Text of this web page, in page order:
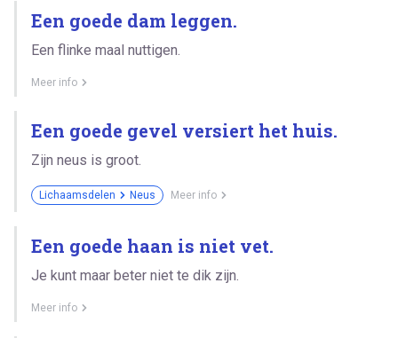
Een goede dam leggen.
Een flinke maal nuttigen.
Meer info
Een goede gevel versiert het huis.
Zijn neus is groot.
Lichaamsdelen Neus Meer info
Een goede haan is niet vet.
Je kunt maar beter niet te dik zijn.
Meer info